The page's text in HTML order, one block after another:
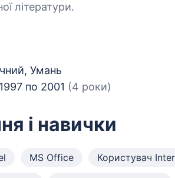
літератури.
Умань
по 2001 (4 роки)
і навички
MS Office Користувач